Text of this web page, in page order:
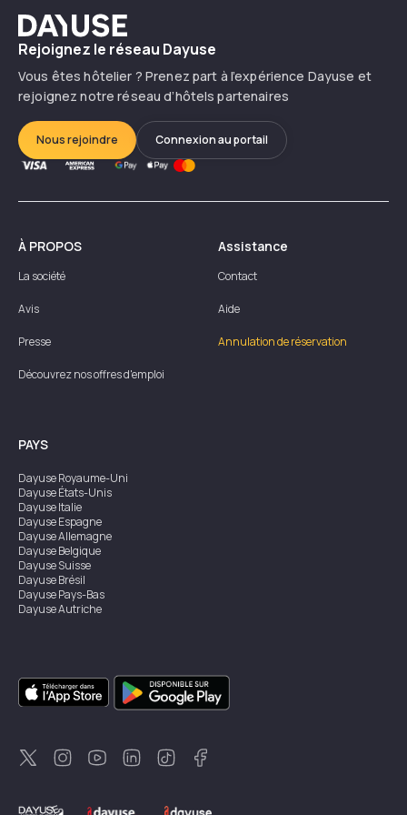
Dayuse
Rejoignez le réseau Dayuse
Vous êtes hôtelier ? Prenez part à l’expérience Dayuse et
rejoignez notre réseau d’hôtels partenaires
Nous rejoindre Connexion au portail
À PROPOS
La société
Avis
Presse
Découvrez nos offres d'emploi
Assistance
Contact
Aide
Annulation de réservation
PAYS
DayuseRoyaume-Uni
DayuseÉtats-Unis
DayuseItalie
DayuseEspagne
DayuseAllemagne
DayuseBelgique
DayuseSuisse
DayuseBrésil
DayusePays-Bas
DayuseAutriche
DayuseSingapour
DayuseSuède
DayuseThaïlande
DayuseNouvelle-Zélande
DayuseTurquie